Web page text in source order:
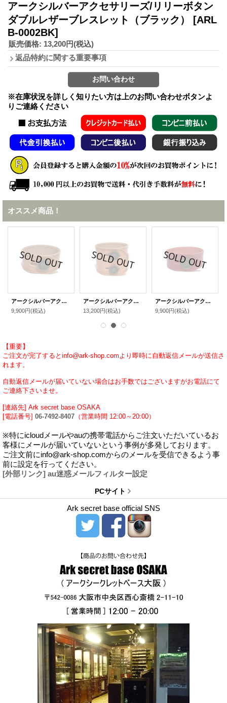
アークシルバーアクセサリーズ/リリーボタン
ダブルレザーブレスレット（ブラック）
[ARL
B-0002BK]
販売価格: 13,200円(税込)
返品特約に関する重要事項
※在庫状況を詳しく知りたい方は上のお問い合わせボタンよ
りご連絡ください
オススメ商品！
アークシルバーアクセサリーズ/リリーボタン シングルレザーブレスレット（ナチュラルブラウン）
9,900円(税込)
アークシルバーアクセサリーズ/リリーボタン ダブルレザーブレスレット（ナチュラルブラウン）
13,200円(税込)
アークシルバーアクセサリーズ/リリーボタン シングルレザーブレスレット（レッド）
9,900円(税込)
【重要】
ご注文が完了するとinfo@ark-shop.comより即時に自動返信メールが送信さ
れます。
自動返信メールが届いていない場合はお手数ではございますがお電話にて
ご連絡下さいませ。
[連絡先] Ark secret base OSAKA
[電話番号] 06-7492-8407 （営業時間 12:00～20:00）
※特にicloudメールやauの携帯電話からご注文いただいているお
客様にメールが届いていないという事例が多発しております。
ご注文前にinfo@ark-shop.comからのメールを受信できるよう事
前に設定を行ってください。
[外部リンク] au迷惑メールフィルター設定
PCサイト
Ark secret base official SNS